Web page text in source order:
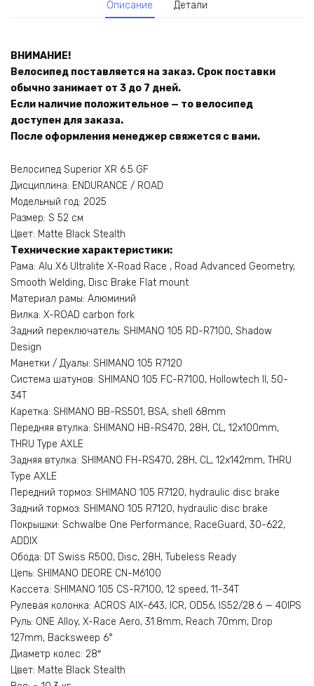
Описание Детали
ВНИМАНИЕ!
Велосипед поставляется на заказ. Срок поставки
обычно занимает от 3 до 7 дней.
Если наличие положительное — то велосипед
доступен для заказа.
После оформления менеджер свяжется с вами.
Велосипед Superior XR 6.5 GF
Дисциплина: ENDURANCE / ROAD
Модельный год: 2025
Размер: S 52 см
Цвет: Matte Black Stealth
Технические характеристики:
Рама: Alu X6 Ultralite X-Road Race , Road Advanced Geometry,
Smooth Welding, Disc Brake Flat mount
Материал рамы: Алюминий
Вилка: X-ROAD carbon fork
Задний переключатель: SHIMANO 105 RD-R7100, Shadow
Design
Манетки / Дуалы: SHIMANO 105 R7120
Система шатунов: SHIMANO 105 FC-R7100, Hollowtech II, 50-
34T
Каретка: SHIMANO BB-RS501, BSA, shell 68mm
Передняя втулка: SHIMANO HB-RS470, 28H, CL, 12x100mm,
THRU Type AXLE
Задняя втулка: SHIMANO FH-RS470, 28H, CL, 12x142mm, THRU
Type AXLE
Передний тормоз: SHIMANO 105 R7120, hydraulic disc brake
Задний тормоз: SHIMANO 105 R7120, hydraulic disc brake
Покрышки: Schwalbe One Performance, RaceGuard, 30-622,
ADDIX
Обода: DT Swiss R500, Disc, 28H, Tubeless Ready
Цепь: SHIMANO DEORE CN-M6100
Кассета: SHIMANO 105 CS-R7100, 12 speed, 11-34T
Рулевая колонка: ACROS AIX-643, ICR, OD56, IS52/28.6 — 40IPS
Руль: ONE Alloy, X-Race Aero, 31.8mm, Reach 70mm, Drop
127mm, Backsweep 6°
Диаметр колес: 28″
Цвет: Matte Black Stealth